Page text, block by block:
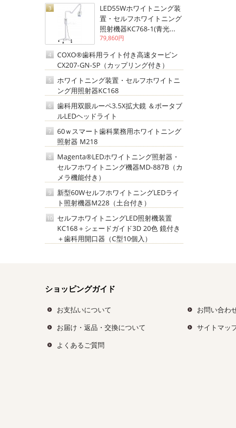
LED55Wホワイトニング装
置・セルフホワイトニング
照射機器KC768-1(青光...
79,860円
3
COXO®歯科用ライト付き高速タービン
CX207-GN-SP（カップリング付き）
4
ホワイトニング装置・セルフホワイトニ
ング用照射器KC168
5
歯科用双眼ルーペ3.5X拡大鏡 ＆ポータブ
ルLEDヘッドライト
6
60ｗスマート歯科業務用ホワイトニング
照射器 M218
7
Magenta®LEDホワイトニング照射器・
セルフホワイトニング機器MD-887B（カ
メラ機能付き）
8
新型60WセルフホワイトニングLEDライ
ト照射機器M228（土台付き）
9
セルフホワイトニングLED照射機装置
KC168＋シェードガイド3D 20色 鏡付き
＋歯科用開口器（C型10個入）
10
ショッピングガイド
お支払いについて
お届け・返品・交換について
よくあるご質問
お問い合わ
サイトマッ